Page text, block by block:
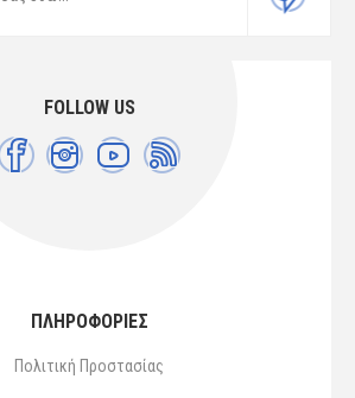
FOLLOW US
ΠΛΗΡΟΦΟΡΙΕΣ
Πολιτική Προστασίας